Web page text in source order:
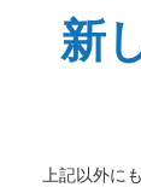
新
上記以外に